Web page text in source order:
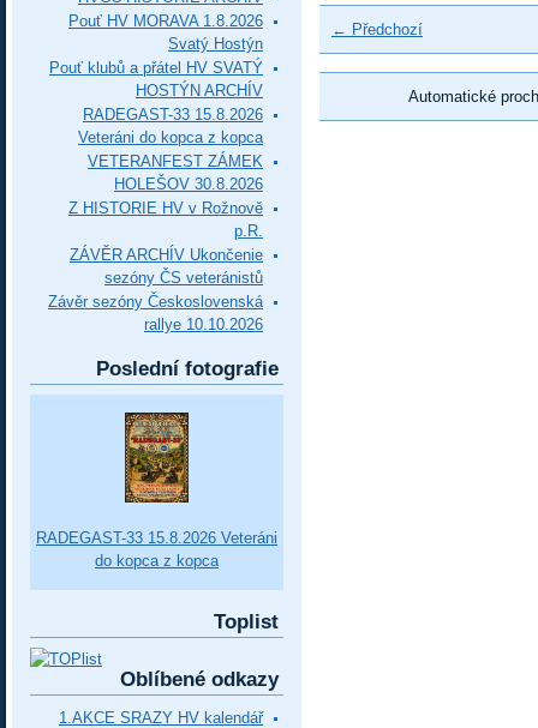
← Předchozí
Automatické
Pouť HV MORAVA 1.8.2026
Svatý Hostýn
Pouť klubů a přátel HV SVATÝ
HOSTÝN ARCHÍV
RADEGAST-33 15.8.2026
Veteráni do kopca z kopca
VETERANFEST ZÁMEK
HOLEŠOV 30.8.2026
Z HISTORIE HV v Rožnově
p.R.
ZÁVĚR ARCHÍV Ukončenie
sezóny ČS veteránistů
Závěr sezóny Československá
rallye 10.10.2026
Poslední fotografie
RADEGAST-33 15.8.2026 Veteráni
do kopca z kopca
Toplist
Oblíbené odkazy
1.AKCE SRAZY HV kalendář